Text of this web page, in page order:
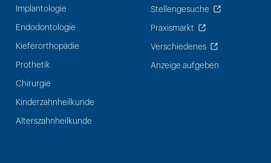
Implantologie
Endodontologie
Kieferorthopädie
Prothetik
Chirurgie
Kinderzahnheilkunde
Alterszahnheilkunde
Stellengesuche
Praxismarkt
Verschiedenes
Anzeige aufgeben